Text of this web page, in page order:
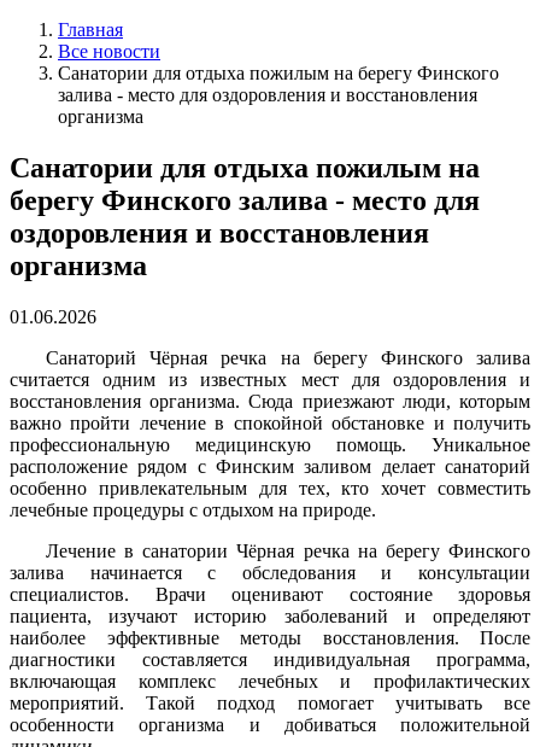
Главная
Все новости
Санатории для отдыха пожилым на берегу Финского
залива - место для оздоровления и восстановления
организма
Санатории для отдыха пожилым на
берегу Финского залива - место для
оздоровления и восстановления
организма
01.06.2026
Санаторий Чёрная речка на берегу Финского залива
считается одним из известных мест для оздоровления и
восстановления организма. Сюда приезжают люди, которым
важно пройти лечение в спокойной обстановке и получить
профессиональную медицинскую помощь. Уникальное
расположение рядом с Финским заливом делает санаторий
особенно привлекательным для тех, кто хочет совместить
лечебные процедуры с отдыхом на природе.
Лечение в санатории Чёрная речка на берегу Финского
залива начинается с обследования и консультации
специалистов. Врачи оценивают состояние здоровья
пациента, изучают историю заболеваний и определяют
наиболее эффективные методы восстановления. После
диагностики составляется индивидуальная программа,
включающая комплекс лечебных и профилактических
мероприятий. Такой подход помогает учитывать все
особенности организма и добиваться положительной